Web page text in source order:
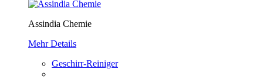
Assindia Chemie
Mehr Details
Geschirr-Reiniger